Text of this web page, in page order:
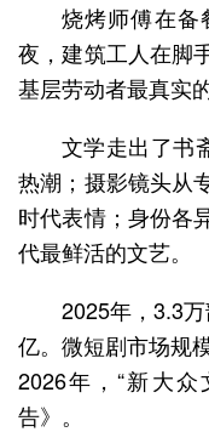
烧烤师傅在备
夜，建筑工人在脚
基层劳动者最真实
文学走出了书
热潮；摄影镜头从
时代表情；身份各
代最鲜活的文艺。
2025年，3.3
亿。微短剧市场规
2026年，“新大
告》。